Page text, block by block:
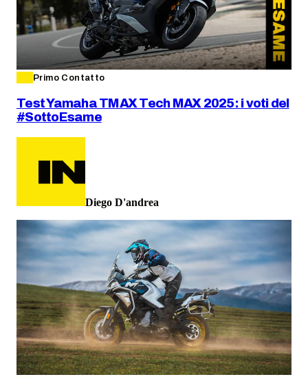
Primo Contatto
Test Yamaha TMAX Tech MAX 2025: i voti del
#SottoEsame
Diego D'andrea